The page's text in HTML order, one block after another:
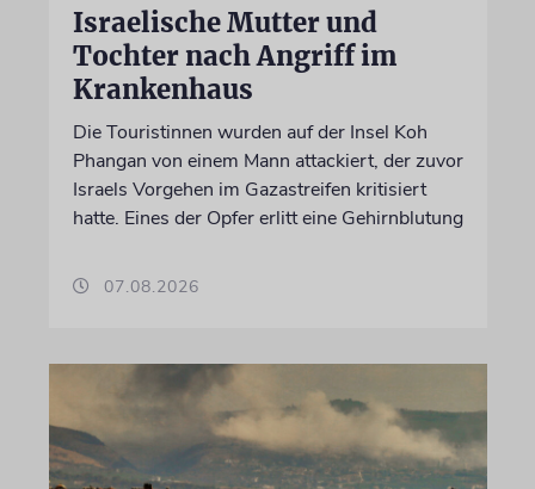
Israelische Mutter und
Tochter nach Angriff im
Krankenhaus
Die Touristinnen wurden auf der Insel Koh
Phangan von einem Mann attackiert, der zuvor
Israels Vorgehen im Gazastreifen kritisiert
hatte. Eines der Opfer erlitt eine Gehirnblutung
07.08.2026